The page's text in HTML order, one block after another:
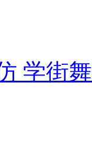
学街